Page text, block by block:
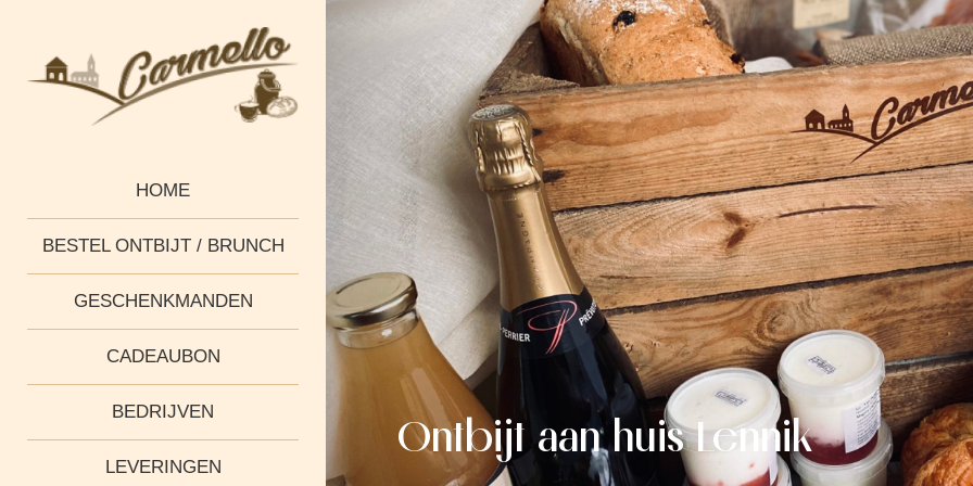
HOME
BESTEL ONTBIJT / BRUNCH
GESCHENKMANDEN
CADEAUBON
BEDRIJVEN
LEVERINGEN
Ontbijt aan huis Lennik